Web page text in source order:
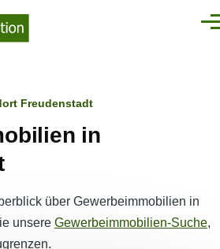
Freudenstadt
in
über Gewerbeimmobilien in
unsere Gewerbeimmobilien-Suche,